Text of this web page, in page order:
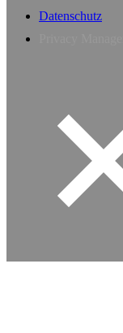
Datenschutz